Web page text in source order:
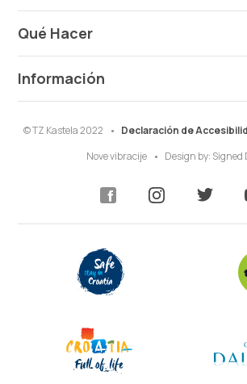
Qué Hacer
Información
© TZ Kastela 2022 Declaración de
Nove vibracije
Design by: Signed